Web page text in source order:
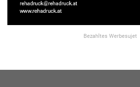
Bezahltes Werbesujet